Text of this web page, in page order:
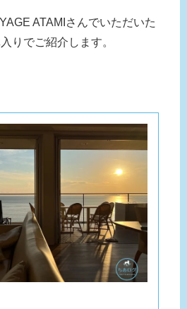
ATAMIさんでいただいた
りでご紹介します。